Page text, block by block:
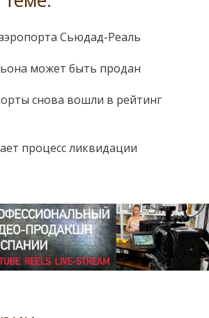
Сьюдад-Реаль
может быть продан
снова вошли в рейтинг
процесс ликвидации